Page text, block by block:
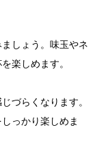
しょう。味玉やネ
楽しめます。
づらくなります。
っかり楽しめま